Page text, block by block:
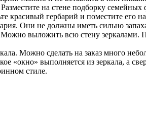
на стене подборку
красивый гербарий и поместите
Они не должны иметь сильно
Можно выложить всю стену зеркалами.
Можно сделать на заказ много
«окно» выполняется из зеркала, а
стиле.